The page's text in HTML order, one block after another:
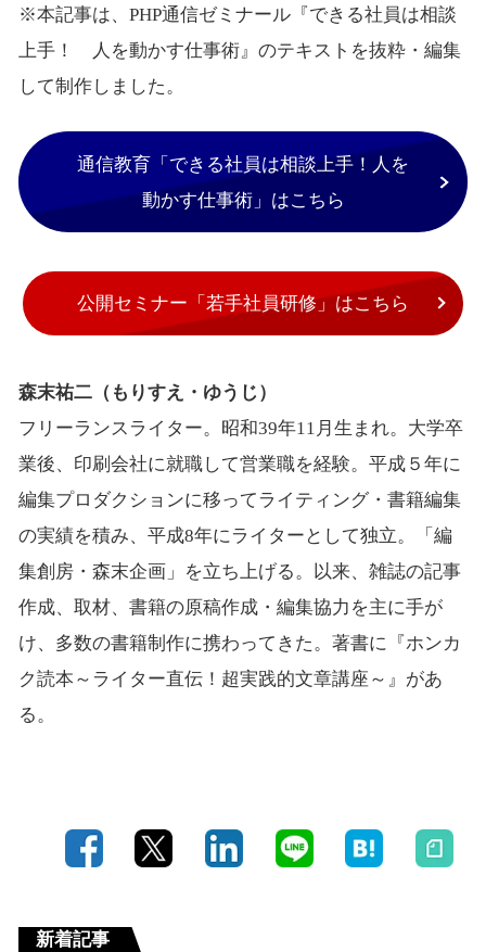
※本記事は、PHP通信ゼミナール『できる社員は相談
上手！ 人を動かす仕事術』のテキストを抜粋・編集
して制作しました。
通信教育「できる社員は相談上手！人を
動かす仕事術」はこちら
公開セミナー「若手社員研修」はこちら
森末祐二（もりすえ・ゆうじ）
フリーランスライター。昭和39年11月生まれ。大学卒
業後、印刷会社に就職して営業職を経験。平成５年に
編集プロダクションに移ってライティング・書籍編集
の実績を積み、平成8年にライターとして独立。「編
集創房・森末企画」を立ち上げる。以来、雑誌の記事
作成、取材、書籍の原稿作成・編集協力を主に手が
け、多数の書籍制作に携わってきた。著書に『ホンカ
ク読本～ライター直伝！超実践的文章講座～』があ
る。
新着記事